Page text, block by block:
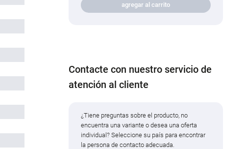
agregar al carrito
Contacte con nuestro servicio de
atención al cliente
¿Tiene preguntas sobre el producto, no
encuentra una variante o desea una oferta
individual? Seleccione su país para encontrar
la persona de contacto adecuada.